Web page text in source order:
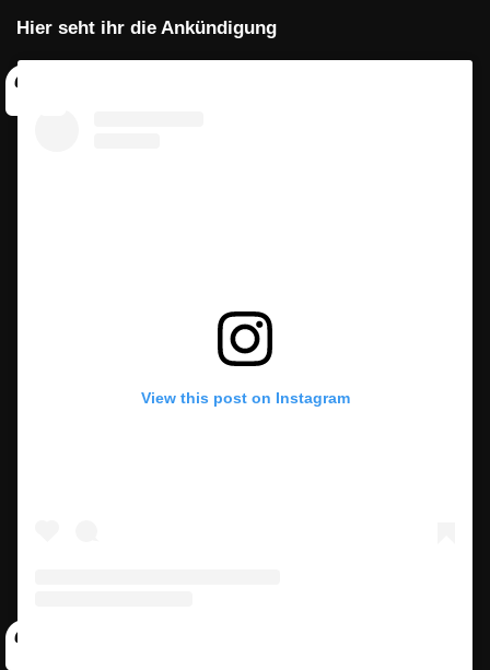
Hier seht ihr die Ankündigung
View this post on Instagram